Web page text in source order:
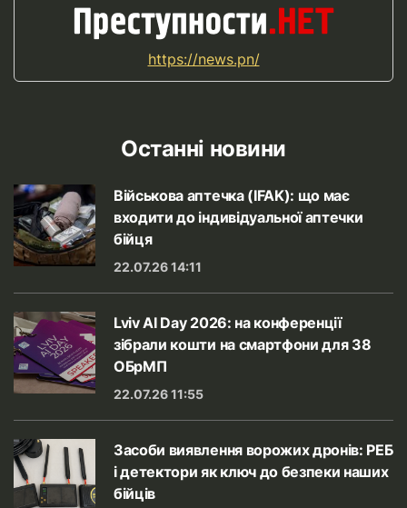
https://news.pn/
Останні новини
Військова аптечка (IFAK): що має
входити до індивідуальної аптечки
бійця
22.07.26 14:11
Lviv AI Day 2026: на конференції
зібрали кошти на смартфони для 38
ОБрМП
22.07.26 11:55
Засоби виявлення ворожих дронів: РЕБ
і детектори як ключ до безпеки наших
бійців